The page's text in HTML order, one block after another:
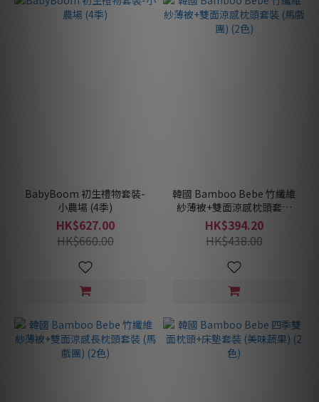
BabyBoom 初生禮物套裝-
小農場 (4季)
HK$627.00
HK$660.00
韓國 Bamboo Bebe 竹纖維
紗薄被+雙面涼感枕頭套裝
(馬戲團) (2色)
HK$394.20
HK$438.00